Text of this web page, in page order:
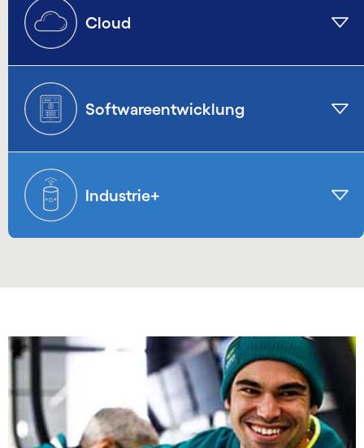
Cloud
Softwareentwicklung
Industrie+